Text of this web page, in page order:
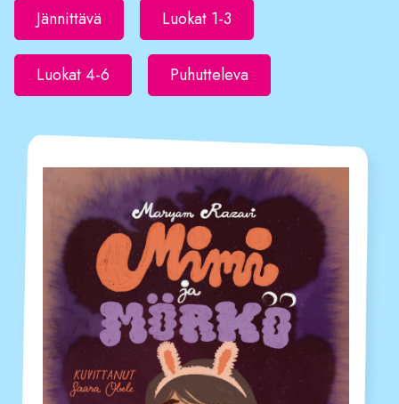
Jännittävä Luokat 1-3
Luokat 4-6 Puhutteleva